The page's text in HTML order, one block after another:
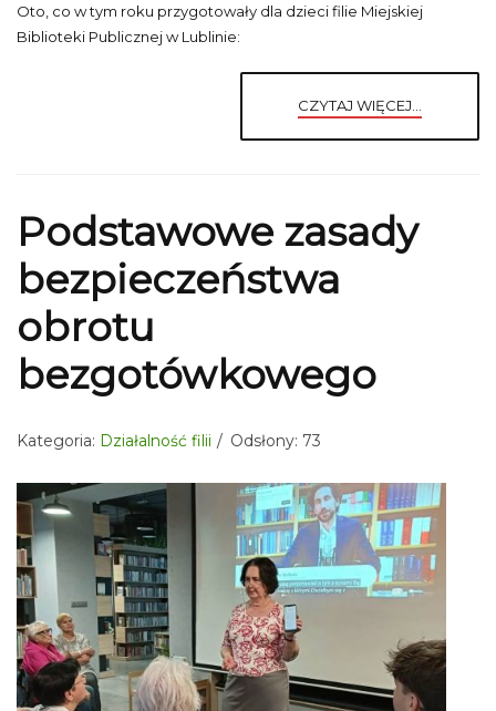
Oto, co w tym roku przygotowały dla dzieci filie Miejskiej
Biblioteki Publicznej w Lublinie:
CZYTAJ WIĘCEJ...
Podstawowe zasady
bezpieczeństwa
obrotu
bezgotówkowego
Kategoria: Działalność filii Odsłony: 73